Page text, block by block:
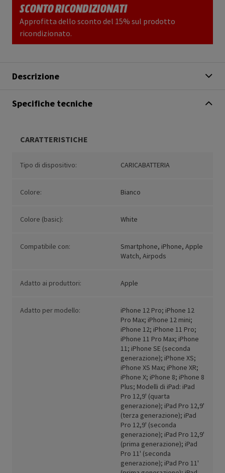
SCONTO RICONDIZIONATI
Approfitta dello sconto del 15% sul prodotto
ricondizionato.
Descrizione
Specifiche tecniche
CARATTERISTICHE
Tipo di dispositivo: CARICABATTERIA
Colore: Bianco
Colore (basic): White
Compatibile con:
Smartphone, iPhone, Apple
Watch, Airpods
Adatto ai produttori: Apple
Adatto per modello:
iPhone 12 Pro; iPhone 12
Pro Max; iPhone 12 mini;
iPhone 12; iPhone 11 Pro;
iPhone 11 Pro Max; iPhone
11; iPhone SE (seconda
generazione); iPhone XS;
iPhone XS Max; iPhone XR;
iPhone X; iPhone 8; iPhone 8
Plus; Modelli di iPad: iPad
Pro 12,9' (quarta
generazione); iPad Pro 12,9'
(terza generazione); iPad
Pro 12,9' (seconda
generazione); iPad Pro 12,9'
(prima generazione); iPad
Pro 11' (seconda
generazione); iPad Pro 11'